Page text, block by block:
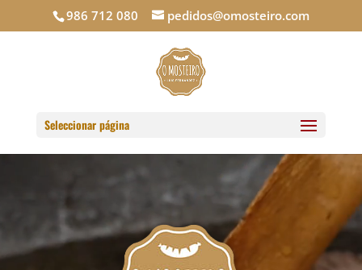
986 712 080 pedidos@omosteiro.com
Seleccionar página